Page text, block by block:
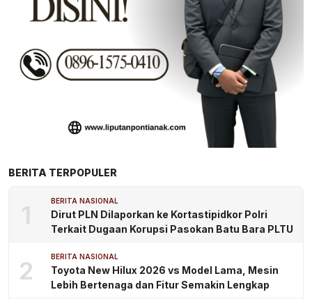
BERITA TERPOPULER
1 BERITA NASIONAL
Dirut PLN Dilaporkan ke Kortastipidkor Polri
Terkait Dugaan Korupsi Pasokan Batu Bara PLTU
2 BERITA NASIONAL
Toyota New Hilux 2026 vs Model Lama, Mesin
Lebih Bertenaga dan Fitur Semakin Lengkap